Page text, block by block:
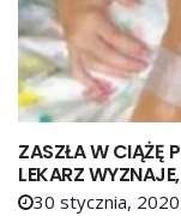
ZASZŁA W CIĄŻĘ
LEKARZ
30 stycznia, 2020